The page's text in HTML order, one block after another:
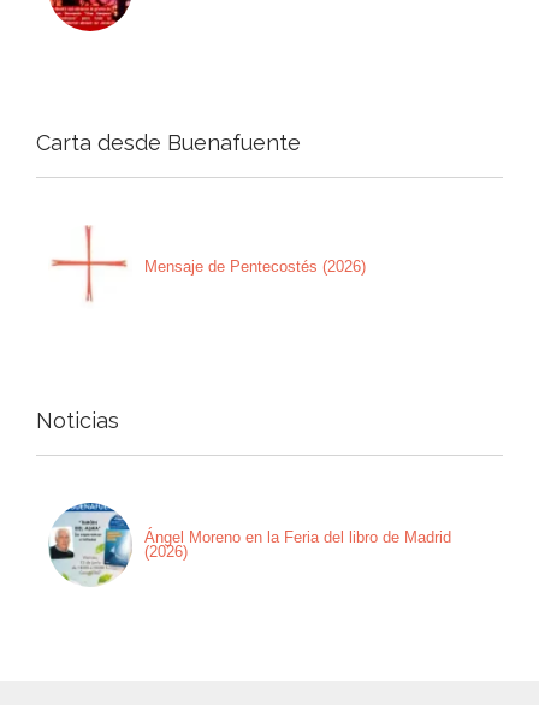
Carta desde Buenafuente
Mensaje de Pentecostés (2026)
Noticias
Ángel Moreno en la Feria del libro de Madrid
(2026)